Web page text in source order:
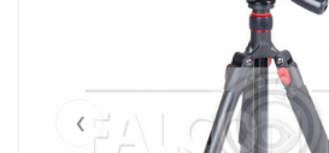
‹